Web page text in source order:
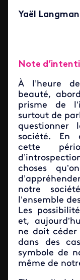
Yaël
Note
À l’heure
beauté,
prisme de
surtout de
questionner
société. En
cette
choses
notre
l’ensemble
Les
et,
ne doit
dans des
symbole de
même de